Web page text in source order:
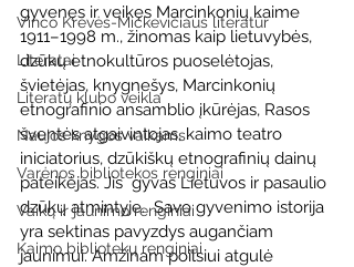
Vinco Krėvės-Mickevičiaus literatūr
Literatai
Literatų klubo veikla
Naujos knygos vaikams
Varėnos bibliotekos renginiai
Vaikų ir jaunimo renginiai
Kaimo bibliotekų renginiai
gyvenęs ir veikęs Marcinkonių kaime
1911–1998 m., žinomas kaip lietuvybės,
dzūkų etnokultūros puoselėtojas,
švietėjas, knygnešys, Marcinkonių
etnografinio ansamblio įkūrėjas, Rasos
šventės atgaivintojas, kaimo teatro
iniciatorius, dzūkiškų etnografinių dainų
pateikėjas. Jis  gyvas Lietuvos ir pasaulio
dzūkų atmintyje.  Savo gyvenimo istorija
yra sektinas pavyzdys augančiam
jaunimui. Amžinam poilsiui atgulė